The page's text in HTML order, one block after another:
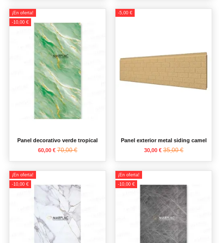
¡En oferta!
-10,00 €
Panel decorativo verde tropical
60,00 €70,00 €
-5,00 €
Panel exterior metal siding camel
30,00 €35,00 €
¡En oferta!
-10,00 €
¡En oferta!
-10,00 €